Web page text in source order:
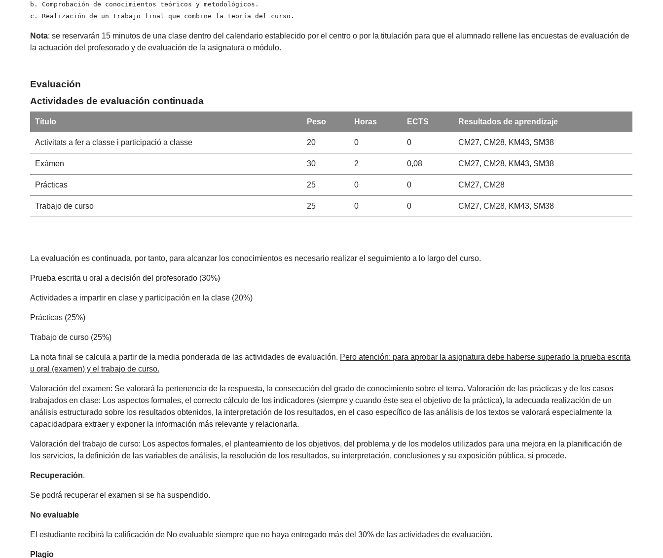
b. Comprobación de conocimientos teóricos y metodológicos.
c. Realización de un trabajo final que combine la teoría del curso.
Nota: se reservarán 15 minutos de una clase dentro del calendario establecido por el centro o por la titulación para que el alumnado rellene las encuestas de evaluación de
la actuación del profesorado y de evaluación de la asignatura o módulo.
Evaluación
Actividades de evaluación continuada
Título Peso Horas ECTS Resultados de aprendizaje
Activitats a fer a classe i participació a classe 20 0 0 CM27, CM28, KM43, SM38
Exámen 30 2 0,08 CM27, CM28, KM43, SM38
Prácticas 25 0 0 CM27, CM28
Trabajo de curso 25 0 0 CM27, CM28, KM43, SM38
La evaluación es continuada, por tanto, para alcanzar los conocimientos es necesario realizar el seguimiento a lo largo del curso.
Prueba escrita u oral a decisión del profesorado (30%)
Actividades a impartir en clase y participación en la clase (20%)
Prácticas (25%)
Trabajo de curso (25%)
La nota final se calcula a partir de la media ponderada de las actividades de evaluación. Pero atención: para aprobar la asignatura debe haberse superado la prueba escrita
u oral (examen) y el trabajo de curso.
Valoración del examen: Se valorará la pertenencia de la respuesta, la consecución del grado de conocimiento sobre el tema. Valoración de las prácticas y de los casos
trabajados en clase: Los aspectos formales, el correcto cálculo de los indicadores (siempre y cuando éste sea el objetivo de la práctica), la adecuada realización de un
análisis estructurado sobre los resultados obtenidos, la interpretación de los resultados, en el caso específico de las análisis de los textos se valorará especialmente la
capacidadpara extraer y exponer la información más relevante y relacionarla.
Valoración del trabajo de curso: Los aspectos formales, el planteamiento de los objetivos, del problema y de los modelos utilizados para una mejora en la planificación de
los servicios, la definición de las variables de análisis, la resolución de los resultados, su interpretación, conclusiones y su exposición pública, si procede.
Recuperación.
Se podrá recuperar el examen si se ha suspendido.
No evaluable
El estudiante recibirá la calificación de No evaluable siempre que no haya entregado más del 30% de las actividades de evaluación.
Plagio